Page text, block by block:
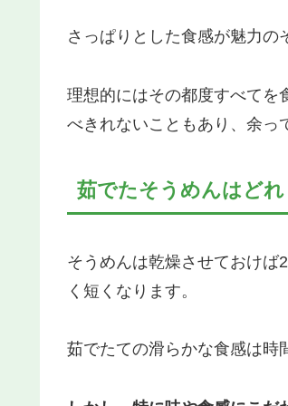
さっぱりとした食感が魅力の
理想的にはその都度すべてを
べきれないこともあり、余っ
茹でたそうめんはど
そうめんは乾燥させておけば
く短くなります。
茹でたての滑らかな食感は時